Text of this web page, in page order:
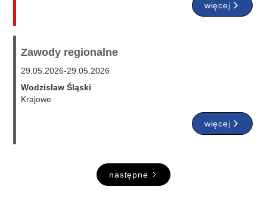
więcej
Zawody regionalne
29.05.2026-29.05.2026
Wodzisław Śląski
Krajowe
więcej
następne